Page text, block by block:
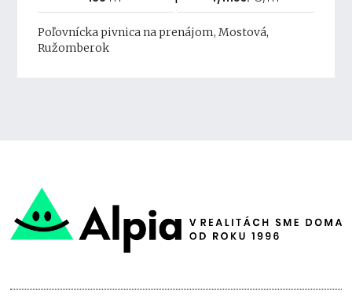
Poľovnícka pivnica na prenájom, Mostová,
Ružomberok